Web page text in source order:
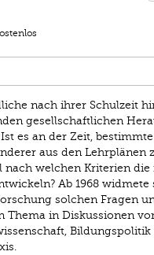
nach ihrer Schulzeit
gesellschaftlichen
es an der Zeit,
aus den Lehrplänen
nach welchen Kriterien die
Ab 1968 widmete
solchen Fragen
Thema in Diskussionen
Bildungspolitik